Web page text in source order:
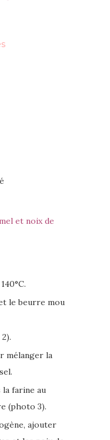
le beurre mou
mélanger la
farine au
(photo 3).
ajouter